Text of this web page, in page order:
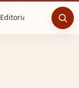
Editorial